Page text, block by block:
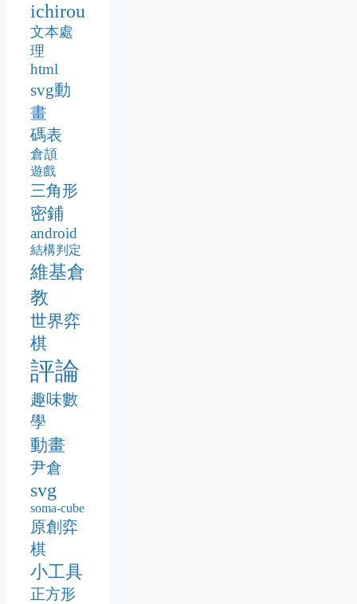
ichirou
文本處
理
html
svg動
畫
碼表
倉頡
遊戲
三角形
密鋪
android
結構判定
維基倉
教
世界弈
棋
評論
趣味數
學
動畫
尹倉
svg
soma-cube
原創弈
棋
小工具
正方形